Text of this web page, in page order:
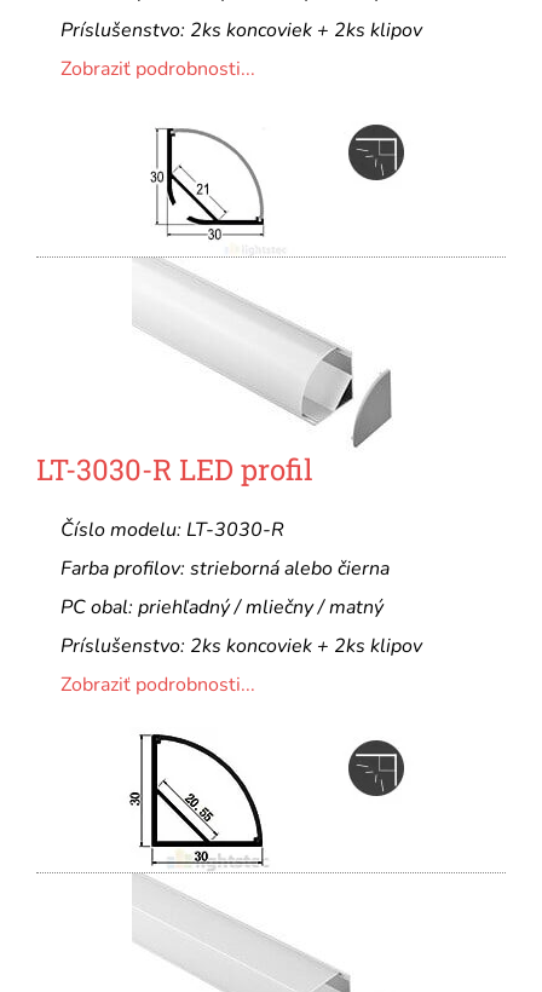
Príslušenstvo: 2ks koncoviek + 2ks klipov
Zobraziť podrobnosti...
LT-3030-R LED profil
Číslo modelu: LT-3030-R
Farba profilov: strieborná alebo čierna
PC obal: priehľadný / mliečny / matný
Príslušenstvo: 2ks koncoviek + 2ks klipov
Zobraziť podrobnosti...